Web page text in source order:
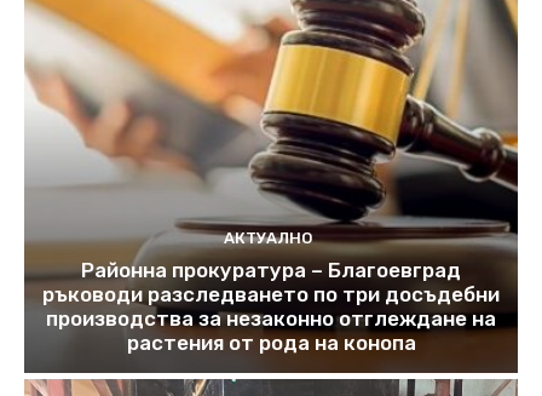
АКТУАЛНО
Районна прокуратура – Благоевград
ръководи разследването по три досъдебни
производства за незаконно отглеждане на
растения от рода на конопа